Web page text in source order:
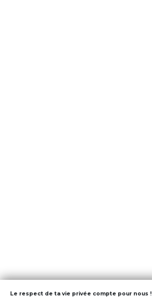
Le respect de ta vie privée compte pour nous !